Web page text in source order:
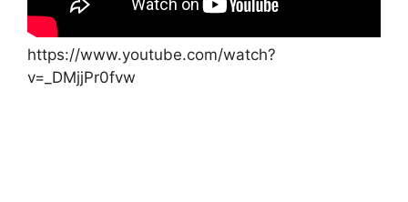
https://www.youtube.com/watch?
v=_DMjjPr0fvw